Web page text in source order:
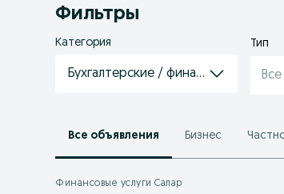
Фильтры
Категория
Бухгалтерские / финансовые услуги
Тип
Все объявления Бизнес
Финансовые услуги Салар